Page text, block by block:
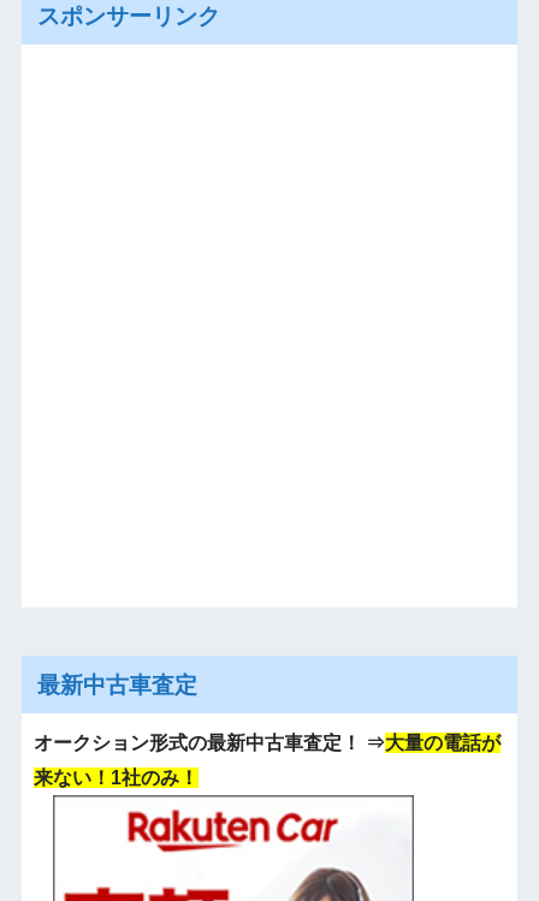
スポンサーリンク
最新中古車査定
オークション形式の最新中古車査定！ ⇒大量の電話が
来ない！1社のみ！